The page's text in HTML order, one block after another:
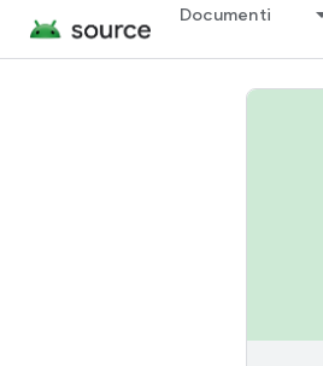
Documenti